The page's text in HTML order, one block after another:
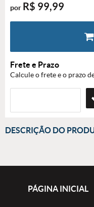
por R$ 99,99
Frete e Prazo
Calcule o frete e o prazo
DESCRIÇÃO DO
PÁGINA INICIAL